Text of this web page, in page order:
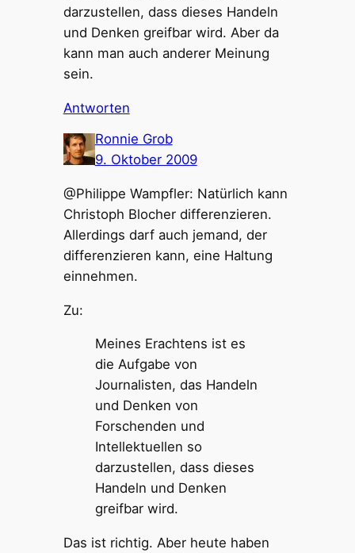
darzustellen, dass dieses Handeln
und Denken greifbar wird. Aber da
kann man auch anderer Meinung
sein.
Antworten
Ronnie Grob
9. Oktober 2009
@Philippe Wampfler: Natürlich kann
Christoph Blocher differenzieren.
Allerdings darf auch jemand, der
differenzieren kann, eine Haltung
einnehmen.
Zu:
Meines Erachtens ist es
die Aufgabe von
Journalisten, das Handeln
und Denken von
Forschenden und
Intellektuellen so
darzustellen, dass dieses
Handeln und Denken
greifbar wird.
Das ist richtig. Aber heute haben